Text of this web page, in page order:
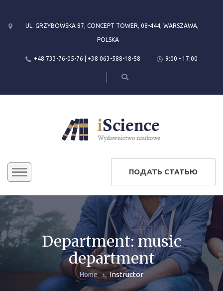
UL. GRZYBOWSKA 87, CONCEPT TOWER, 08-444, WARSZAWA,
POLSKA
+48 733-76-05-76 | +38 063-588-18-58 9:00 - 17:00
КОНФЕРЕНЦИИ
ЖУРНАЛЫ
МОНОГРАФИИ
ПОДАТЬ СТАТЬЮ
Department:music
department
Home Instructor